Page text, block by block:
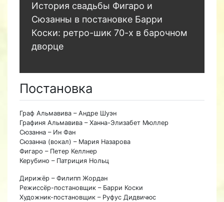
История свадьбы Фигаро и
Сюзанны в постановке Барри
Коски: ретро-шик 70-х в барочном
дворце
Постановка
Граф Альмавива – Андре Шуэн
Графиня Альмавива – Ханна-Элизабет Мюллер
Сюзанна – Ин Фан
Сюзанна (вокал) – Мария Назарова
Фигаро – Петер Келлнер
Керубино – Патриция Нольц
Дирижёр – Филипп Жордан
Режиссёр-постановщик – Барри Коски
Художник-постановщик – Руфус Дидвичюс